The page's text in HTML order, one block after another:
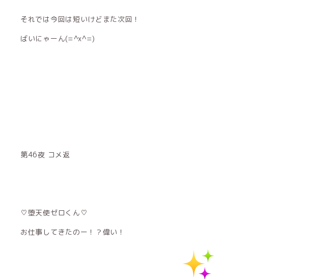
それでは今回は短いけどまた次回！
ばいにゃーん(=^x^=)
第46夜 コメ返
♡堕天使ゼロくん♡
お仕事してきたのー！？偉い！